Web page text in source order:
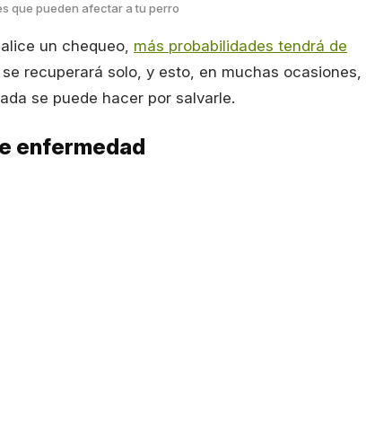
que pueden afectar a tu perro
un chequeo, más probabilidades tendrá de
recuperará solo, y esto, en muchas ocasiones,
se puede hacer por salvarle.
enfermedad